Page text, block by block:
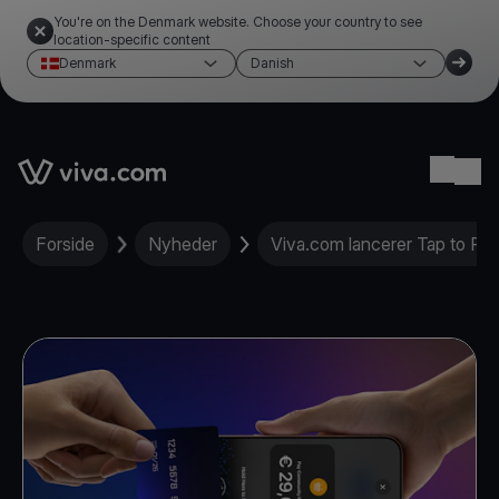
You're on the Denmark website. Choose your country to see
location-specific content
Denmark
Danish
Link to the homepage
Forside Nyheder Viva.com lancerer Tap to